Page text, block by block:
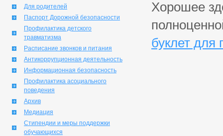
Для родителей
Паспорт Дорожной безопасности
Профилактика детского
травматизма
Расписание звонков и питания
Антикоррупционная деятельность
Информационная безопасность
Профилактика асоциального
поведения
Архив
Медиация
Стипендии и меры поддержки
обучающихся
Хорошее
буклет для